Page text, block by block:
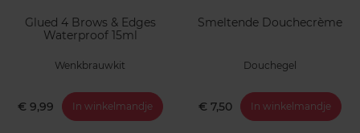
Glued 4 Brows & Edges
Waterproof 15ml
Wenkbrauwkit
€ 9,99 In winkelmandje
Smeltende Douchecrème
Douchegel
€ 7,50 In winkelmandje